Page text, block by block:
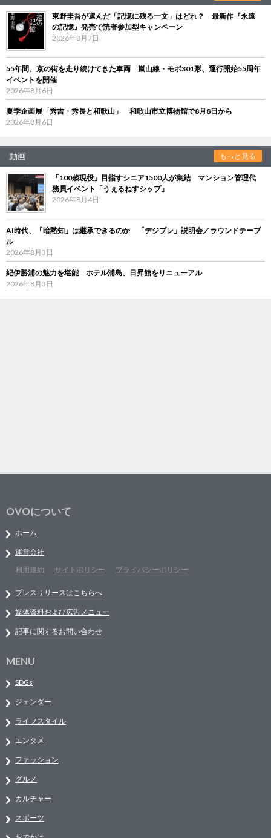
東野圭吾が選んだ「記憶に残る一文」はどれ？ 最新作『永遠
の記憶』発売で読者参加型キャンペーン
2026年8月7日
55年間、京の街を走り続けてきた車両 嵐山線・モボ301形、運行開始55周年
イベントを開催
2026年8月6日
夏季企画展「秀吉・秀長と和歌山」 和歌山市立博物館で8月8日から
2026年8月6日
動画 もっと見る
「100歳現役」目指すシニア1500人が集結 マンション管理代
務員イベント「うぇるねすシップ」
2026年8月4日
AI時代、「暗黙知」は継承できるのか 「デジブレ」説明会／ラウンドテーブ
ル
2026年8月3日
紀伊勝浦の魅力を堪能 ホテル浦島、日昇館をリニューアル
2026年8月3日
OVOについて
ホーム
運営会社
利用規約
サイトポリシー プライバシーポリシー
プレスリリースはこちらへ
媒体資料および広告メニュー
記事に関するお問い合わせ
MENU
SDGs
ジェンダー
ライフスタイル
エンタメ
ファッション
グルメ
カルチャー
スポーツ